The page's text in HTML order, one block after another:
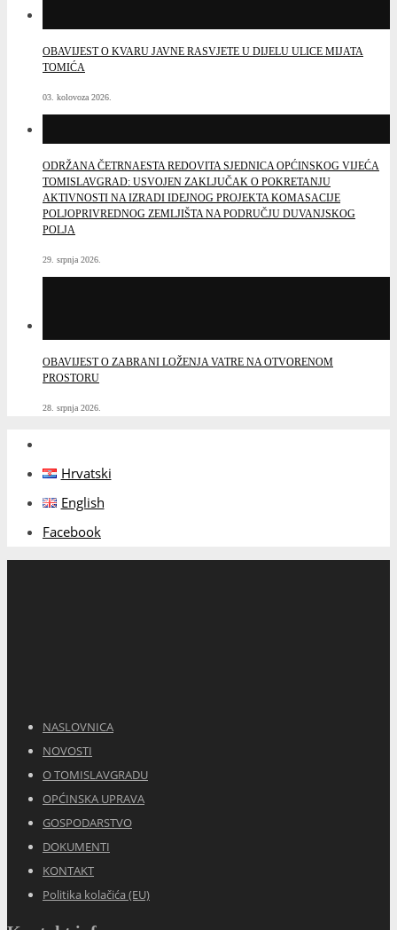
TOMIĆA
03. kolovoza 2026.
TOMISLAVGRAD: USVOJEN ZAKLJUČAK O POKRETANJU
AKTIVNOSTI NA IZRADI IDEJNOG PROJEKTA KOMASACIJE
POLJOPRIVREDNOG ZEMLJIŠTA NA PODRUČJU DUVANJSKOG
POLJA
29. srpnja 2026.
PROSTORU
28. srpnja 2026.
English
Facebook
Kontakt info